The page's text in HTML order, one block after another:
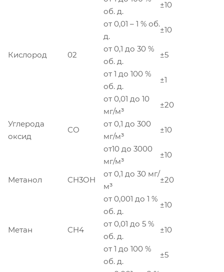
об. д.
±10
Кислород 02
от 0,01 – 1 % об.
д.
±10
от 0,1 до 30 %
об. д.
±5
от 1 до 100 %
об. д.
±1
Углерода
оксид
СО
от 0,01 до 10
мг/м³
±20
от 0,1 до 300
мг/м³
±10
от10 до 3000
мг/м³
±10
Метанол CH3OH
от 0,1 до 30 мг/
м³
±20
Метан CH4
от 0,001 до 1 %
об. д.
±10
от 0,01 до 5 %
об. д.
±10
от 1 до 100 %
об. д.
±5